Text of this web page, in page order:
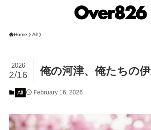
Home All
俺の河津、俺たちの
2026
2/16
All February 16, 2026